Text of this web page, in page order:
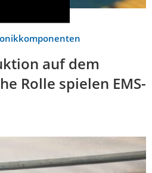
auf dem
Rolle spielen EMS-